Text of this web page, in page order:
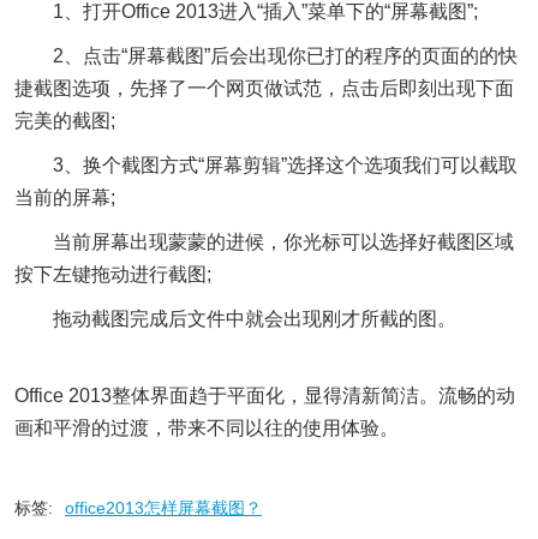
1、打开Office 2013进入“插入”菜单下的“屏幕截图”;
2、点击“屏幕截图”后会出现你已打的程序的页面的的快
捷截图选项，先择了一个网页做试范，点击后即刻出现下面
完美的截图;
3、换个截图方式“屏幕剪辑”选择这个选项我们可以截取
当前的屏幕;
当前屏幕出现蒙蒙的进候，你光标可以选择好截图区域
按下左键拖动进行截图;
拖动截图完成后文件中就会出现刚才所截的图。
Office 2013整体界面趋于平面化，显得清新简洁。流畅的动
画和平滑的过渡，带来不同以往的使用体验。
标签: office2013怎样屏幕截图？